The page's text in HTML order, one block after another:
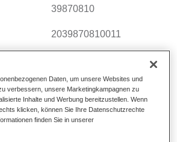
39870810
2039870810011
Daten, um unsere Websites und
verbessern, unsere Marketingkampagnen zu
Inhalte und Werbung bereitzustellen. Wenn
klicken, können Sie Ihre Datenschutzrechte
finden Sie in unserer